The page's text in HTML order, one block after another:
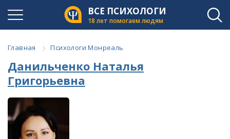
ВСЕ ПСИХОЛОГИ
18 лет помогаем людям
Главная Психологи Монреаль
Данильченко Наталья
Григорьевна